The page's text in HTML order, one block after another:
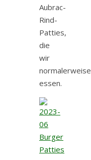
Aubrac-
Rind-
Patties,
die
wir
normalerweise
essen.